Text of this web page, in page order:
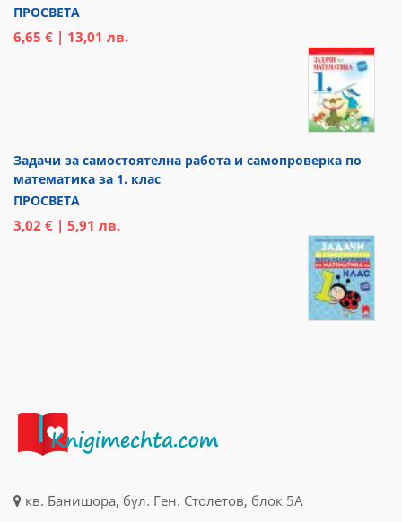
ПРОСВЕТА
6,65 € | 13,01 лв.
Задачи за самостоятелна работа и самопроверка по
математика за 1. клас
ПРОСВЕТА
3,02 € | 5,91 лв.
кв. Банишора, бул. Ген. Столетов, блок 5А